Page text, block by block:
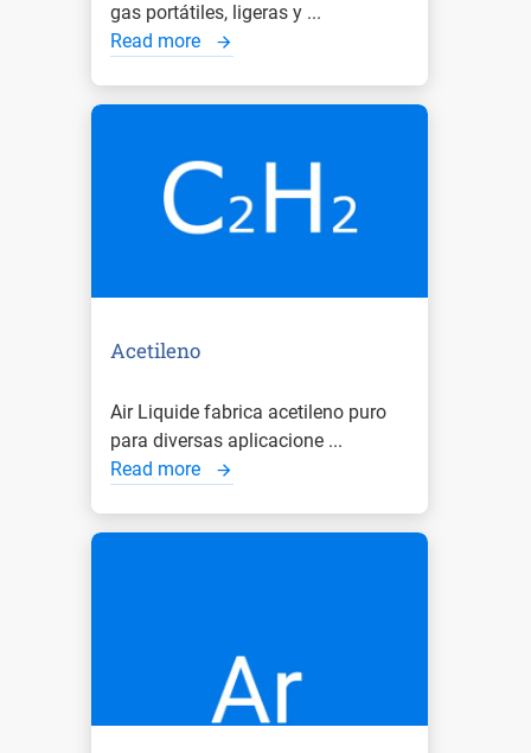
gas portátiles, ligeras y ...
Read more
Acetileno
Air Liquide fabrica acetileno puro
para diversas aplicacione ...
Read more